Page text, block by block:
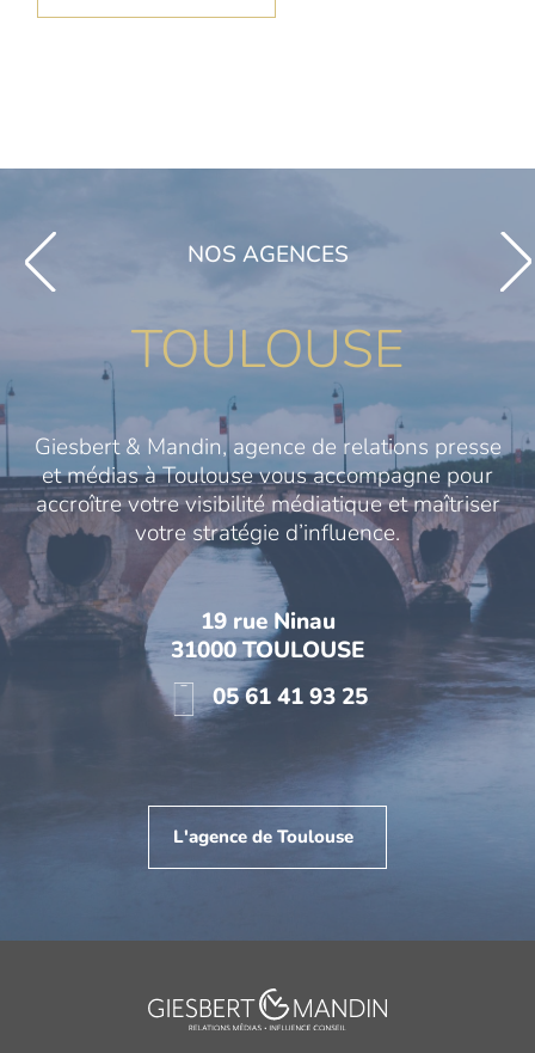
NOS AGENCES
TOULOUSE
Giesbert & Mandin, agence de relations presse
et médias à Toulouse vous accompagne pour
accroître votre visibilité médiatique et maîtriser
votre stratégie d’influence.
19 rue Ninau
31000 TOULOUSE
05 61 41 93 25
L'agence de Toulouse